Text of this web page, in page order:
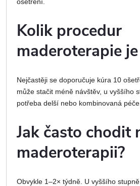
Kolik procedur
maderoterapie
Nejčastěji se doporučuje kúra 10
může stačit méně návštěv, u vyššího
potřeba delší nebo kombinovaná péče.
Jak často chodit
maderoterapii?
Obvykle 1–2× týdně. U vyššího